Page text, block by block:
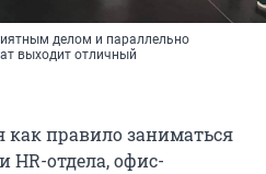
делом и параллельно
выходит отличный
правило заниматься
HR-отдела, офис-